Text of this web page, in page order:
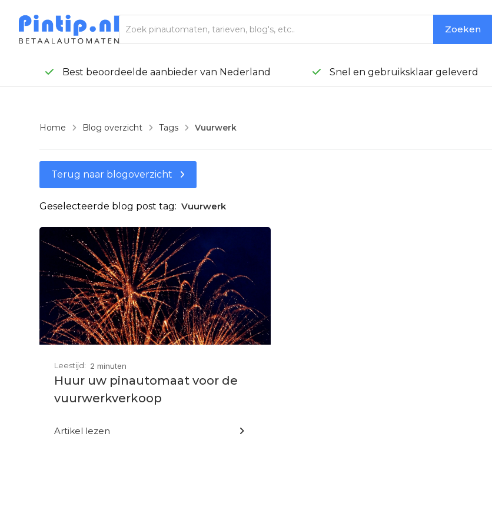
 Best beoordeelde aanbieder van Nederland  Snel en gebruiksklaar geleverd
Home  Blog overzicht  Tags  Vuurwerk
Terug naar blogoverzicht 
Geselecteerde blog post tag: Vuurwerk
Leestijd: 2 minuten
Huur uw pinautomaat voor de
vuurwerkverkoop
Artikel lezen 